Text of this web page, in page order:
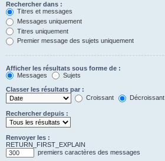
Rechercher dans :
Titres et messages
Messages uniquement
Titres uniquement
Premier message des sujets uniquement
Afficher les résultats sous forme de :
Messages
Sujets
Classer les résultats par :
Croissant
Décroissant
Rechercher depuis :
Renvoyer les :
RETURN_FIRST_EXPLAIN
premiers caractères des messages